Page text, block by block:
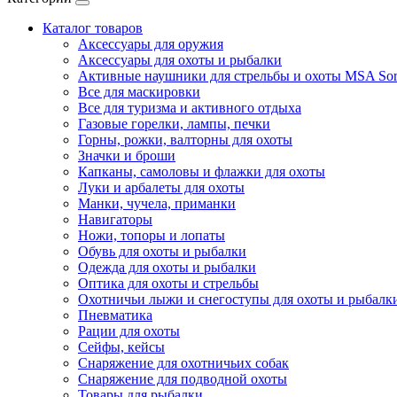
Каталог товаров
Аксессуары для оружия
Аксессуары для охоты и рыбалки
Активные наушники для стрельбы и охоты MSA
Все для маскировки
Все для туризма и активного отдыха
Газовые горелки, лампы, печки
Горны, рожки, валторны для охоты
Значки и броши
Капканы, самоловы и флажки для охоты
Луки и арбалеты для охоты
Манки, чучела, приманки
Навигаторы
Ножи, топоры и лопаты
Обувь для охоты и рыбалки
Одежда для охоты и рыбалки
Оптика для охоты и стрельбы
Охотничьи лыжи и снегоступы для охоты и
Пневматика
Рации для охоты
Сейфы, кейсы
Снаряжение для охотничьих собак
Снаряжение для подводной охоты